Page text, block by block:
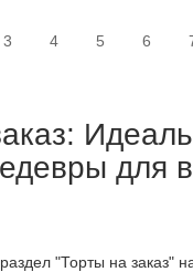
3 4 5 6
для
"Торты на заказ"